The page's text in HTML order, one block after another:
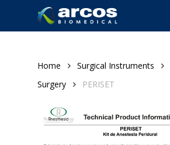
Home Surgical Instruments
Surgery
PERISET